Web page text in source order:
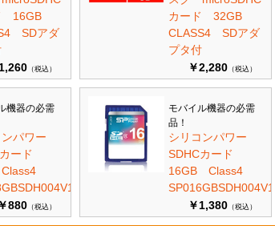
16GB
SDアダ
（税込）
カード 32GB
CLASS4 SDアダ
プタ付
￥2,280 （税込）
機器の必需
ンパワー
ード
￥880 （税込）
モバイル機器の必需
品！
シリコンパワー
SDHCカード
16GB Class4
SP016GBSDH004V10
￥1,380 （税込）